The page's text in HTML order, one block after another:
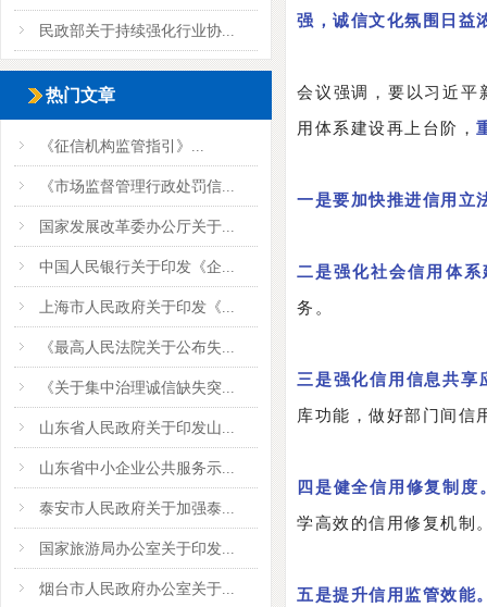
民政部关于持续强化行业协...
热门文章
《征信机构监管指引》...
《市场监督管理行政处罚信...
国家发展改革委办公厅关于...
中国人民银行关于印发《企...
上海市人民政府关于印发《...
《最高人民法院关于公布失...
《关于集中治理诚信缺失突...
山东省人民政府关于印发山...
山东省中小企业公共服务示...
泰安市人民政府关于加强泰...
国家旅游局办公室关于印发...
烟台市人民政府办公室关于...
强，诚信文化氛围日益
会议强调，要以习近平
用体系建设再上台阶，
一是要加快推进信用立
二是强化社会信用体
务。
三是强化信用信息共享
库功能，做好部门间信
四是健全信用修复制度
学高效的信用修复机制
五是提升信用监管效能